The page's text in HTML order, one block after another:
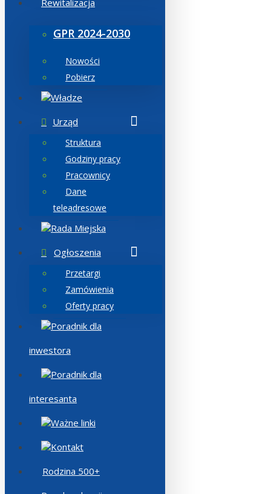
Rewitalizacja
GPR 2024-2030
Nowości
Pobierz
Władze
Urząd
Struktura
Godziny pracy
Pracownicy
Dane
teleadresowe
Rada Miejska
Ogłoszenia
Przetargi
Zamówienia
Oferty pracy
Poradnik dla
inwestora
Poradnik dla
interesanta
Ważne linki
Kontakt
Rodzina 500+